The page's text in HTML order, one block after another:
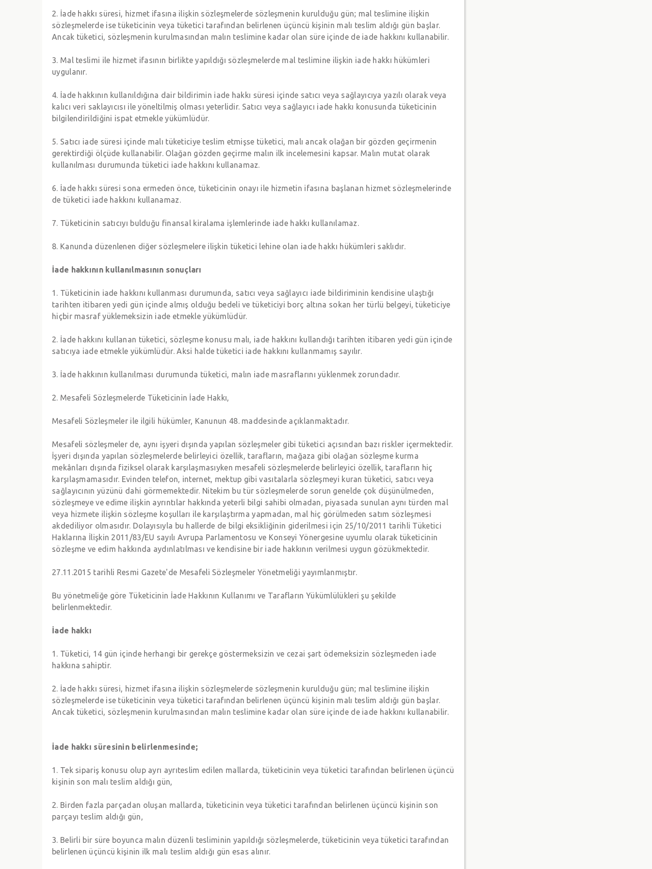
2. İade hakkı süresi, hizmet ifasına ilişkin sözleşmelerde sözleşmenin kurulduğu gün; mal teslimine ilişkin
sözleşmelerde ise tüketicinin veya tüketici tarafından belirlenen üçüncü kişinin malı teslim aldığı gün başlar.
Ancak tüketici, sözleşmenin kurulmasından malın teslimine kadar olan süre içinde de iade hakkını kullanabilir.
3. Mal teslimi ile hizmet ifasının birlikte yapıldığı sözleşmelerde mal teslimine ilişkin iade hakkı hükümleri
uygulanır.
4. İade hakkının kullanıldığına dair bildirimin iade hakkı süresi içinde satıcı veya sağlayıcıya yazılı olarak veya
kalıcı veri saklayıcısı ile yöneltilmiş olması yeterlidir. Satıcı veya sağlayıcı iade hakkı konusunda tüketicinin
bilgilendirildiğini ispat etmekle yükümlüdür.
5. Satıcı iade süresi içinde malı tüketiciye teslim etmişse tüketici, malı ancak olağan bir gözden geçirmenin
gerektirdiği ölçüde kullanabilir. Olağan gözden geçirme malın ilk incelemesini kapsar. Malın mutat olarak
kullanılması durumunda tüketici iade hakkını kullanamaz.
6. İade hakkı süresi sona ermeden önce, tüketicinin onayı ile hizmetin ifasına başlanan hizmet sözleşmelerinde
de tüketici iade hakkını kullanamaz.
7. Tüketicinin satıcıyı bulduğu finansal kiralama işlemlerinde iade hakkı kullanılamaz.
8. Kanunda düzenlenen diğer sözleşmelere ilişkin tüketici lehine olan iade hakkı hükümleri saklıdır.
İade hakkının kullanılmasının sonuçları
1. Tüketicinin iade hakkını kullanması durumunda, satıcı veya sağlayıcı iade bildiriminin kendisine ulaştığı
tarihten itibaren yedi gün içinde almış olduğu bedeli ve tüketiciyi borç altına sokan her türlü belgeyi, tüketiciye
hiçbir masraf yüklemeksizin iade etmekle yükümlüdür.
2. İade hakkını kullanan tüketici, sözleşme konusu malı, iade hakkını kullandığı tarihten itibaren yedi gün içinde
satıcıya iade etmekle yükümlüdür. Aksi halde tüketici iade hakkını kullanmamış sayılır.
3. İade hakkının kullanılması durumunda tüketici, malın iade masraflarını yüklenmek zorundadır.
2. Mesafeli Sözleşmelerde Tüketicinin İade Hakkı,
Mesafeli Sözleşmeler ile ilgili hükümler, Kanunun 48. maddesinde açıklanmaktadır.
Mesafeli sözleşmeler de, aynı işyeri dışında yapılan sözleşmeler gibi tüketici açısından bazı riskler içermektedir.
İşyeri dışında yapılan sözleşmelerde belirleyici özellik, tarafların, mağaza gibi olağan sözleşme kurma
mekânları dışında fiziksel olarak karşılaşmasıyken mesafeli sözleşmelerde belirleyici özellik, tarafların hiç
karşılaşmamasıdır. Evinden telefon, internet, mektup gibi vasıtalarla sözleşmeyi kuran tüketici, satıcı veya
sağlayıcının yüzünü dahi görmemektedir. Nitekim bu tür sözleşmelerde sorun genelde çok düşünülmeden,
sözleşmeye ve edime ilişkin ayrıntılar hakkında yeterli bilgi sahibi olmadan, piyasada sunulan aynı türden mal
veya hizmete ilişkin sözleşme koşulları ile karşılaştırma yapmadan, mal hiç görülmeden satım sözleşmesi
akdediliyor olmasıdır. Dolayısıyla bu hallerde de bilgi eksikliğinin giderilmesi için 25/10/2011 tarihli Tüketici
Haklarına İlişkin 2011/83/EU sayılı Avrupa Parlamentosu ve Konseyi Yönergesine uyumlu olarak tüketicinin
sözleşme ve edim hakkında aydınlatılması ve kendisine bir iade hakkının verilmesi uygun gözükmektedir.
27.11.2015 tarihli Resmi Gazete'de Mesafeli Sözleşmeler Yönetmeliği yayımlanmıştır.
Bu yönetmeliğe göre Tüketicinin İade Hakkının Kullanımı ve Tarafların Yükümlülükleri şu şekilde
belirlenmektedir.
İade hakkı
1. Tüketici, 14 gün içinde herhangi bir gerekçe göstermeksizin ve cezai şart ödemeksizin sözleşmeden iade
hakkına sahiptir.
2. İade hakkı süresi, hizmet ifasına ilişkin sözleşmelerde sözleşmenin kurulduğu gün; mal teslimine ilişkin
sözleşmelerde ise tüketicinin veya tüketici tarafından belirlenen üçüncü kişinin malı teslim aldığı gün başlar.
Ancak tüketici, sözleşmenin kurulmasından malın teslimine kadar olan süre içinde de iade hakkını kullanabilir.
İade hakkı süresinin belirlenmesinde;
1. Tek sipariş konusu olup ayrı ayrıteslim edilen mallarda, tüketicinin veya tüketici tarafından belirlenen üçüncü
kişinin son malı teslim aldığı gün,
2. Birden fazla parçadan oluşan mallarda, tüketicinin veya tüketici tarafından belirlenen üçüncü kişinin son
parçayı teslim aldığı gün,
3. Belirli bir süre boyunca malın düzenli tesliminin yapıldığı sözleşmelerde, tüketicinin veya tüketici tarafından
belirlenen üçüncü kişinin ilk malı teslim aldığı gün esas alınır.